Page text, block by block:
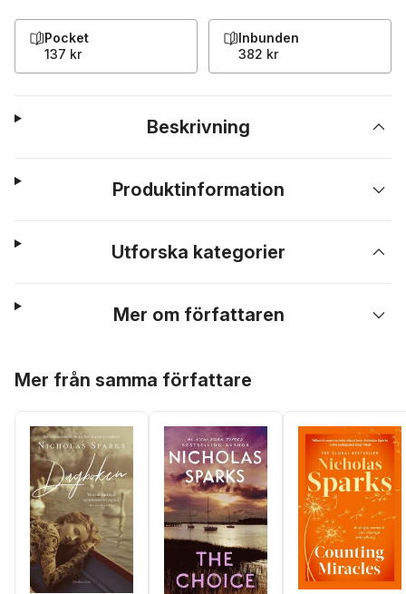
Pocket
137 kr
Inbunden
382 kr
Beskrivning
Produktinformation
Utforska kategorier
Mer om författaren
Mer från samma författare